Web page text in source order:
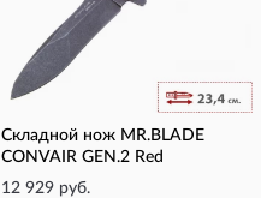
Складной нож MR.BLADE
CONVAIR GEN.2 Red
12 929 руб.